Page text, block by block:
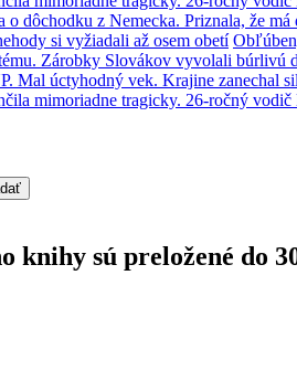
dôchodku z Nemecka. Priznala, že
si vyžiadali až osem obetí
Zárobky Slovákov vyvolali búrlivú
Mal úctyhodný vek. Krajine zanechal
mimoriadne tragicky. 26-ročný
knihy sú preložené do